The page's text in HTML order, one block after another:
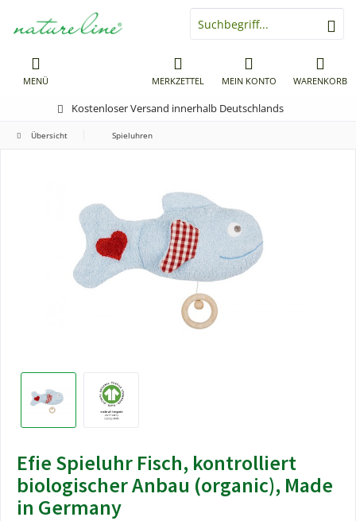
Kostenloser Versand innerhalb Deutschlands
MENÜ WARENKORB
MERKZETTEL MEIN KONTO
Übersicht Spieluhren
Efie Spieluhr Fisch, kontrolliert
biologischer Anbau (organic), Made
in Germany